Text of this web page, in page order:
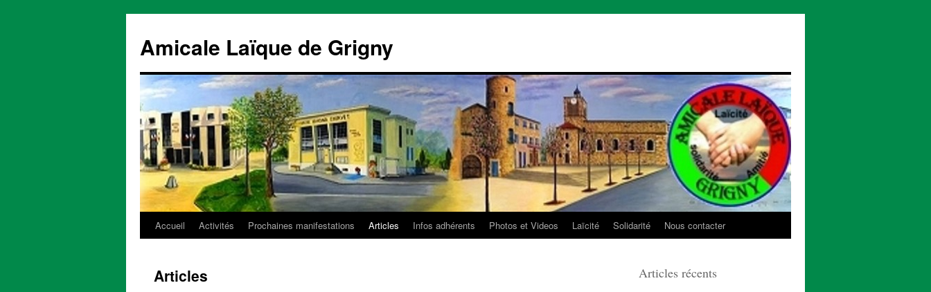
contenu
Amicale Laïque de Grigny
Accueil Activités Prochaines manifestations Articles Infos adhérents Photos et Videos Laïcité Solidarité Nous contacter
Articles Articles récents